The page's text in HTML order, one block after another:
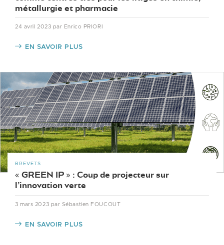
métallurgie et pharmacie
24 avril 2023 par Enrico PRIORI
EN SAVOIR PLUS
BREVETS
« GREEN IP » : Coup de projecteur sur
l’innovation verte
3 mars 2023 par Sébastien FOUCOUT
EN SAVOIR PLUS